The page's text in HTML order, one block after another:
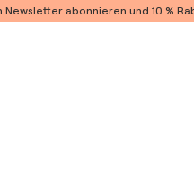
Newsletter abonnieren und 10 %